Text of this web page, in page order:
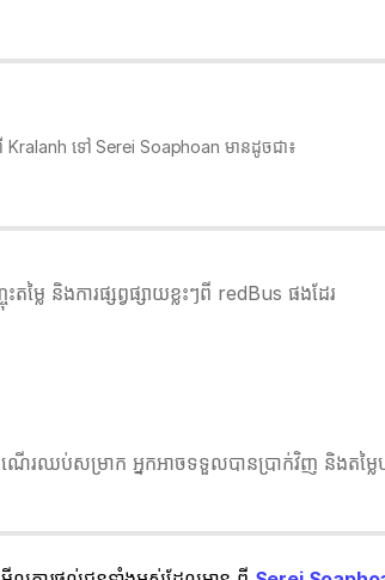
Kralanh ទៅ Serei Soaphoan មានដូចជា៖
ៃ និងការផ្សព្វផ្សាយខ្លះៗពី redBus ផងដែរ
រឈប់សម្រាក អ្នកអាចទទួលបានប្រាក់វិញ និងតម្លៃ